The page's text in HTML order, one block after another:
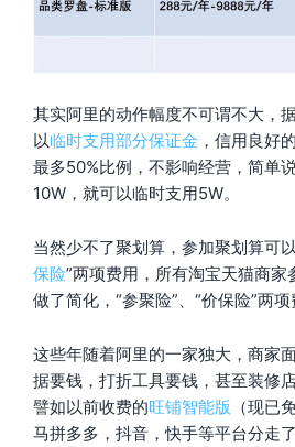
其实阿里的动作幅度不可谓不大，
以临时支用部分保证金 ，信用良好
最多50%比例，不影响经营，简单
10W，就可以临时支用5W。
当然少不了聚划算，参加聚划算可
保险”两项费用，所有淘宝天猫商家
做了简化，“参聚险”、“价保险”两
这些年随着阿里的一家独大，商家
据要钱，打折工具要钱，甚至装修
譬如以前收费的旺铺智能版 （现已
马拼多多，抖音，快手等平台分走